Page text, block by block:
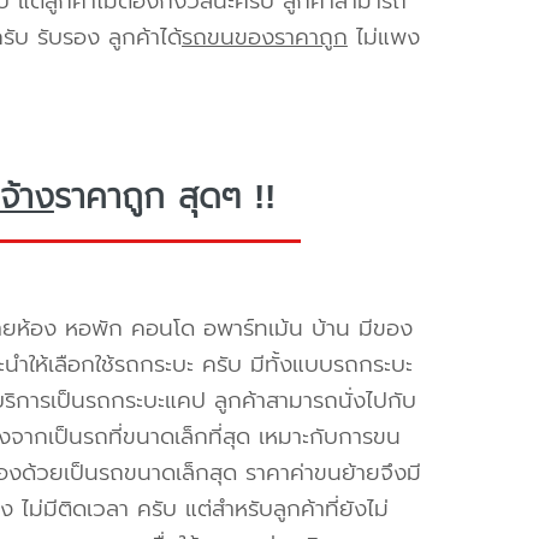
รับ รับรอง ลูกค้าได้รถขนของราคาถูกไม่แพง
างราคาถูก สุดๆ !!
ห้อง หอพัก คอนโด อพาร์ทเม้น บ้าน มีของ
ำให้เลือกใช้รถกระบะ ครับ มีทั้งแบบรถกระบะ
ารเป็นรถกระบะแคป ลูกค้าสามารถนั่งไปกับ
ากเป็นรถที่ขนาดเล็กที่สุด เหมาะกับการขน
วยเป็นรถขนาดเล็กสุด ราคาค่าขนย้ายจึงมี
ม่มีติดเวลา ครับ แต่สำหรับลูกค้าที่ยังไม่